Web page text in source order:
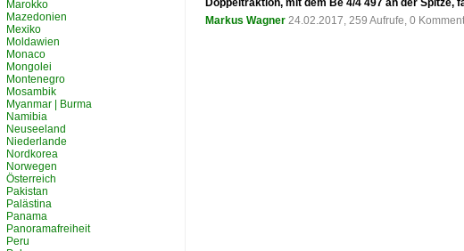
Doppeltraktion, mit dem Be 4/4 497 an der
Markus Wagner 24.02.2017, 259 Aufrufe, 0
Marokko
Mazedonien
Mexiko
Moldawien
Monaco
Mongolei
Montenegro
Mosambik
Myanmar | Burma
Namibia
Neuseeland
Niederlande
Nordkorea
Norwegen
Österreich
Pakistan
Palästina
Panama
Panoramafreiheit
Peru